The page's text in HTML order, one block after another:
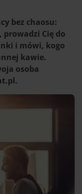
bez chaosu:
prowadzi Cię do
i mówi, kogo
kawie.
osoba